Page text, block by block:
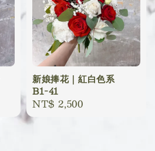
新娘捧花｜紅白色系
B1-41
Regular
price
NT$ 2,500